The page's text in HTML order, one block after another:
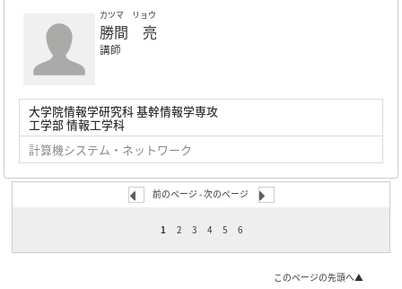
カツマ リョウ
勝間 亮
講師
大学院情報学研究科 基幹情報学専攻
工学部 情報工学科
計算機システム・ネットワーク
前のページ -次のページ
1 2 3 4 5 6
このページの先頭へ▲